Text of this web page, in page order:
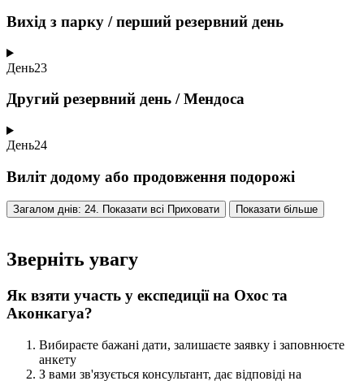
Вихід з парку / перший резервний день
День23
Другий резервний день / Мендоса
День24
Виліт додому або продовження подорожі
Загалом днів: 24. Показати всі Приховати Показати більше
Зверніть увагу
Як взяти участь у експедиції на Охос та
Аконкагуа?
Вибираєте бажані дати, залишаєте заявку і заповнюєте
анкету
З вами зв'язується консультант, дає відповіді на